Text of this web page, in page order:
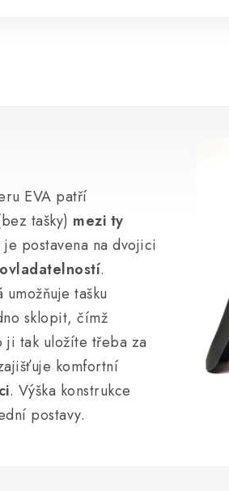
EVA patří
tašky) mezi ty
postavena na dvojici
.
tašku
sklopit, čímž
ji tak uložíte třeba za
komfortní
. Výška konstrukce
postavy.